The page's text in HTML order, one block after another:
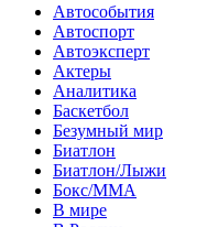
Автособытия
Автоспорт
Автоэксперт
Актеры
Аналитика
Баскетбол
Безумный мир
Биатлон
Биатлон/Лыжи
Бокс/MMA
В мире